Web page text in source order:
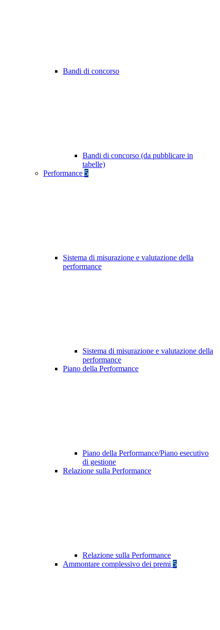
Bandi di concorso
Bandi di concorso (da pubblicare in
tabelle)
Performance 5
Sistema di misurazione e valutazione della
performance
Sistema di misurazione e valutazione della
performance
Piano della Performance
Piano della Performance/Piano esecutivo
di gestione
Relazione sulla Performance
Relazione sulla Performance
Ammontare complessivo dei premi 5